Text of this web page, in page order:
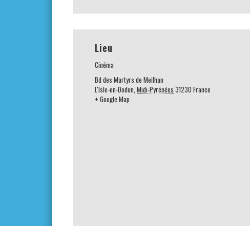
Lieu
Cinéma
Bd des Martyrs de Meilhan
L'Isle-en-Dodon, Midi-Pyrénées 31230 France
+ Google Map